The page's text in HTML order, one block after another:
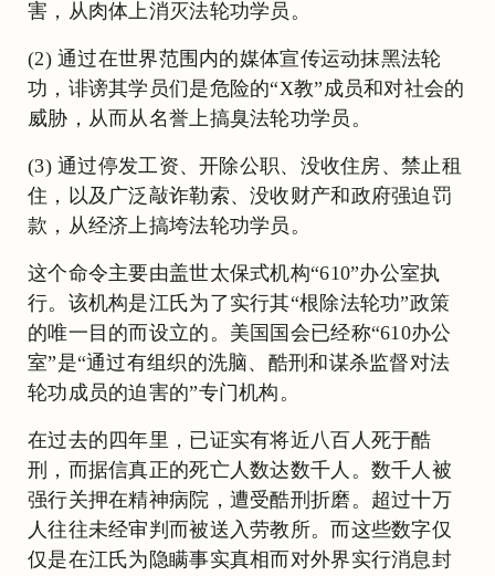
害，从肉体上消灭法轮功学员。
(2) 通过在世界范围内的媒体宣传运动抹黑法轮
功，诽谤其学员们是危险的“X教”成员和对社会的
威胁，从而从名誉上搞臭法轮功学员。
(3) 通过停发工资、开除公职、没收住房、禁止租
住，以及广泛敲诈勒索、没收财产和政府强迫罚
款，从经济上搞垮法轮功学员。
这个命令主要由盖世太保式机构“610”办公室执
行。该机构是江氏为了实行其“根除法轮功”政策
的唯一目的而设立的。美国国会已经称“610办公
室”是“通过有组织的洗脑、酷刑和谋杀监督对法
轮功成员的迫害的”专门机构。
在过去的四年里，已证实有将近八百人死于酷
刑，而据信真正的死亡人数达数千人。数千人被
强行关押在精神病院，遭受酷刑折磨。超过十万
人往往未经审判而被送入劳教所。而这些数字仅
仅是在江氏为隐瞒事实真相而对外界实行消息封